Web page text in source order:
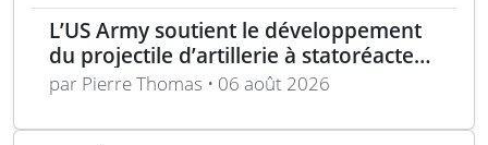
L’US Army soutient le développement
du projectile d’artillerie à statoréacteur
150 km de Tiberius
par Pierre Thomas • 06 août 2026